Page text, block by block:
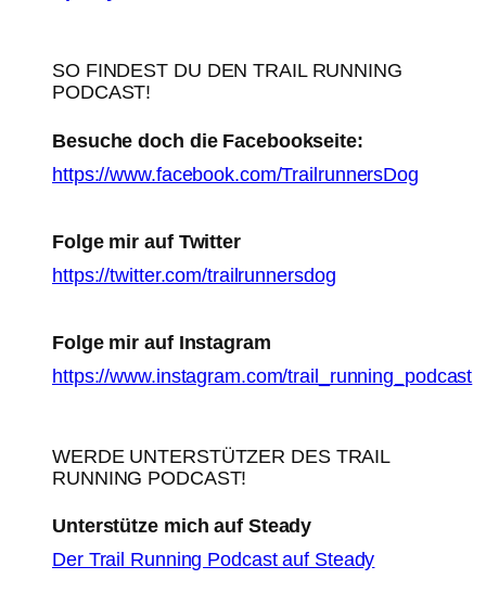
SO FINDEST DU DEN TRAIL RUNNING
PODCAST!
Besuche doch die Facebookseite:
https://www.facebook.com/TrailrunnersDog
Folge mir auf Twitter
https://twitter.com/trailrunnersdog
Folge mir auf Instagram
https://www.instagram.com/trail_running_podcast
WERDE UNTERSTÜTZER DES TRAIL
RUNNING PODCAST!
Unterstütze mich auf Steady
Der Trail Running Podcast auf Steady